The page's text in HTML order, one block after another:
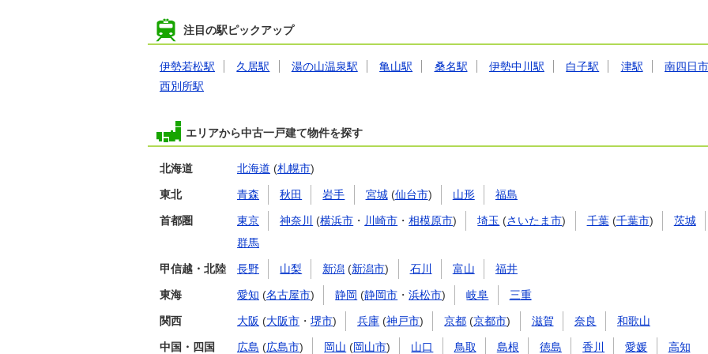
注目の駅ピックアップ
伊勢若松駅 久居駅 湯の山温泉駅 亀山駅 桑名駅 伊勢中川駅 白子駅 津駅
南四日
西別所駅
エリアから中古一戸建て物件を探す
北海道 北海道 (札幌市)
東北 青森 秋田 岩手 宮城(仙台市) 山形 福島
首都圏 東京 神奈川 (横浜市 ・ 川崎市 ・相模原市) 埼玉 (さいたま市) 千葉(千葉市) 茨城
群馬
甲信越・北陸 長野 山梨 新潟 (新潟市) 石川 富山 福井
東海 愛知 (名古屋市) 静岡 (静岡市 ・浜松市) 岐阜 三重
関西 大阪 (大阪市 ・ 堺市) 兵庫 (神戸市) 京都 (京都市) 滋賀 奈良 和歌山
中国・四国 広島 (広島市) 岡山 (岡山市) 山口 鳥取 島根 徳島 香川 愛媛 高知